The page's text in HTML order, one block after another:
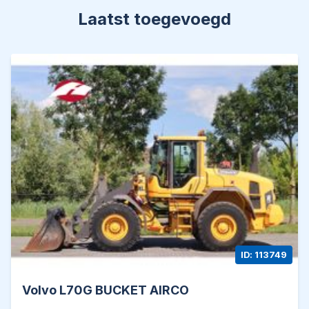
CE-Certified
Central lubrication
Joystick steering
Ride Control
Weight system
Bucket
Fire suppression system
Camera
LED working lights
Airconditioning / climate control
Radio
Heated mirrors
Heated seat
Tires:
Laatst toegevoegd
Volvo L70G BUCKET AIRCO
ID: 113749